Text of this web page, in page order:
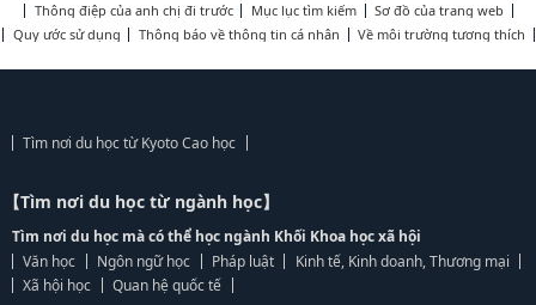
Thông điệp của anh chị đi trước
Mục lục tìm kiếm
Sơ đồ của trang web
Quy ước sử dụng
Thông báo về thông tin cá nhân Về môi trường tương thích
Tìm nơi du học từ Kyoto Cao học
【Tìm nơi du học từ ngành học】
Tìm nơi du học mà có thể học ngành Khối Khoa học xã hội
Văn học
Ngôn ngữ học Pháp luật
Kinh tế, Kinh doanh, Thương mại
Xã hội học
Quan hệ quốc tế